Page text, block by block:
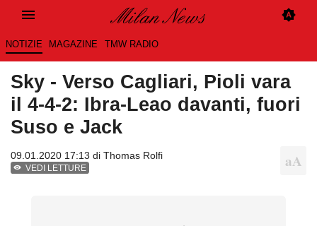
NOTIZIE MAGAZINE TMW RADIO
Sky - Verso Cagliari, Pioli vara
il 4-4-2: Ibra-Leao davanti, fuori
Suso e Jack
09.01.2020 17:13 di Thomas Rolfi
VEDI LETTURE